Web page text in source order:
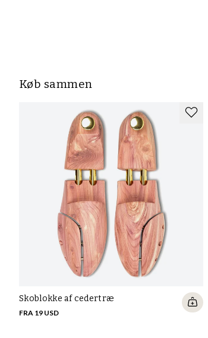
Køb sammen
Skoblokke af cedertræ
FRA 19 USD